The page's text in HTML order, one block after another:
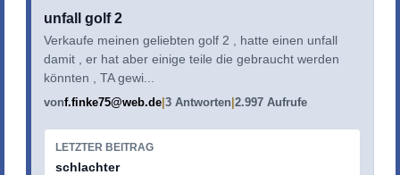
unfall golf 2
Verkaufe meinen geliebten golf 2 , hatte einen unfall
damit , er hat aber einige teile die gebraucht werden
könnten , TA gewi...
vonf.finke75@web.de 3 Antworten 2.997 Aufrufe
LETZTER BEITRAG
schlachter